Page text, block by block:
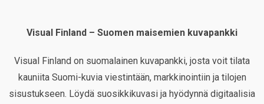
Visual Finland – Suomen maisemien kuvapankki
Visual Finland on suomalainen kuvapankki, josta voit tilata
kauniita Suomi-kuvia viestintään, markkinointiin ja tilojen
sisustukseen. Löydä suosikkikuvasi ja hyödynnä digitaalisia